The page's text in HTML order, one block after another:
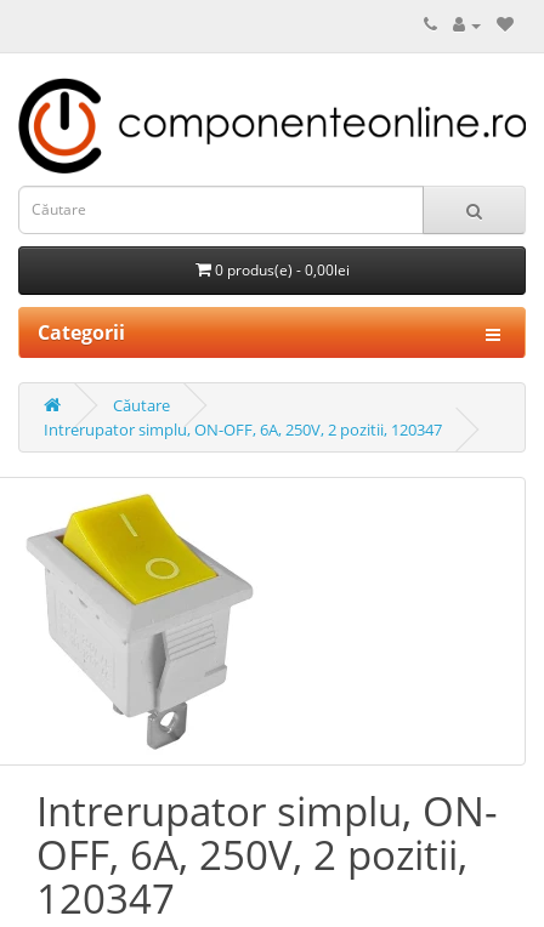
0 produs(e) - 0,00lei
Categorii
Căutare
Intrerupator simplu, ON-OFF, 6A, 250V, 2 pozitii, 120347
Intrerupator simplu, ON-
OFF, 6A, 250V, 2 pozitii,
120347